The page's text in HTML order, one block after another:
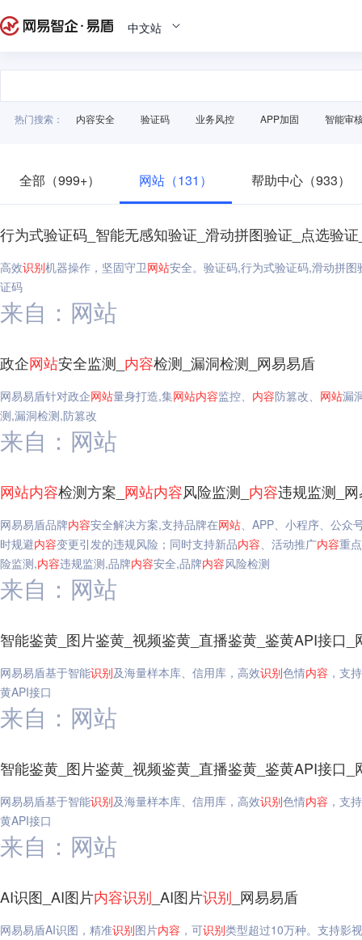
中文站
热门搜索： 内容安全 验证码 业务风控 APP加固 智能审
全部（999+） 网站（131） 帮助中心（933）
行为式验证码_智能无感知验证_滑动拼图验证_点选验
高效识别机器操作，坚固守卫网站安全。验证码,行为式验证码,滑动拼
证码
来自：网站
政企网站安全监测_ 内容检测_漏洞检测_网易易盾
网易易盾针对政企网站量身打造,集网站内容监控、 内容防篡改、 网站漏
测,漏洞检测,防篡改
来自：网站
网站内容检测方案_ 网站内容风险监测_ 内容违规监测_
网易易盾品牌内容安全解决方案,支持品牌在网站、APP、小程序、公众
时规避内容变更引发的违规风险；同时支持新品内容、活动推广内容重
险监测,内容违规监测,品牌内容安全,品牌内容风险检测
来自：网站
智能鉴黄_图片鉴黄_视频鉴黄_直播鉴黄_鉴黄API接口_
网易易盾基于智能识别及海量样本库、信用库，高效识别色情内容 ，支
黄API接口
来自：网站
智能鉴黄_图片鉴黄_视频鉴黄_直播鉴黄_鉴黄API接口_
网易易盾基于智能识别及海量样本库、信用库，高效识别色情内容 ，支
黄API接口
来自：网站
AI识图_AI图片内容识别 _AI图片识别 _网易易盾
网易易盾AI识图，精准识别图片内容 ，可识别类型超过10万种。支持影